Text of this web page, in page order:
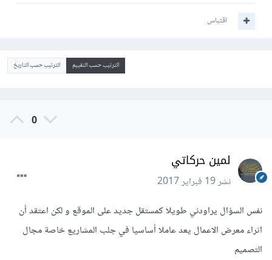
اقتباس
الترتيب حسب التقييم الترتيب حسب التاريخ
0
لمين حركاتي
نشر19 فبراير 2017
نفس السؤال يراودني طويلا كمستقل جديد على الموقع و لكن اعتقد أن
اثراء معرض الاعمال يعد عاملا أساسيا في جلب المشاريع خاصة مجال
التصميم